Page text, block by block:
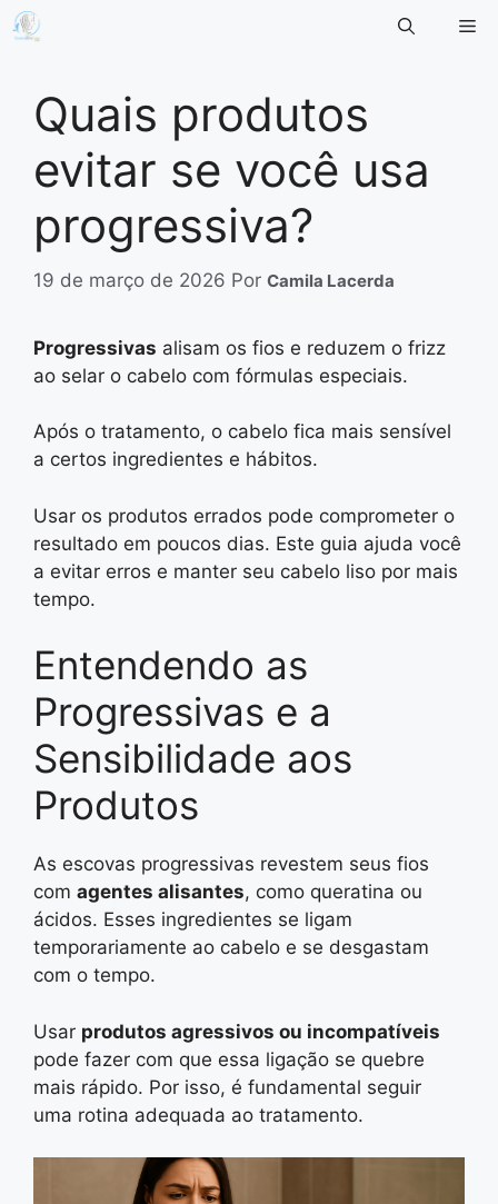
Pular
para
conteúdoQuais produtos
evitar se você usa
progressiva?
19 de março de 2026 Por Camila Lacerda
Progressivas alisam os fios e reduzem o frizz
ao selar o cabelo com fórmulas especiais.
Após o tratamento, o cabelo fica mais sensível
a certos ingredientes e hábitos.
Usar os produtos errados pode comprometer o
resultado em poucos dias. Este guia ajuda você
a evitar erros e manter seu cabelo liso por mais
tempo.
Entendendo as
Progressivas e a
Sensibilidade aos
Produtos
As escovas progressivas revestem seus fios
com agentes alisantes, como queratina ou
ácidos. Esses ingredientes se ligam
temporariamente ao cabelo e se desgastam
com o tempo.
Usar produtos agressivos ou incompatíveis
pode fazer com que essa ligação se quebre
mais rápido. Por isso, é fundamental seguir
uma rotina adequada ao tratamento.